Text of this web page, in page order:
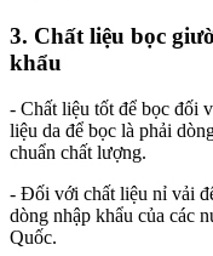
3. Chất liệu bọc
khẩu
- Chất liệu tốt để bọc đối
liệu da để bọc là phải
chuẩn chất lượng.
- Đối với chất liệu nỉ vải
dòng nhập khẩu của các
Quốc.